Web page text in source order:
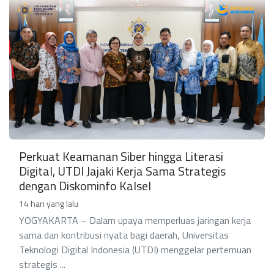
Perkuat Keamanan Siber hingga Literasi
Digital, UTDI Jajaki Kerja Sama Strategis
dengan Diskominfo Kalsel
14 hari yang lalu
YOGYAKARTA – Dalam upaya memperluas jaringan kerja
sama dan kontribusi nyata bagi daerah, Universitas
Teknologi Digital Indonesia (UTDI) menggelar pertemuan
strategis ...